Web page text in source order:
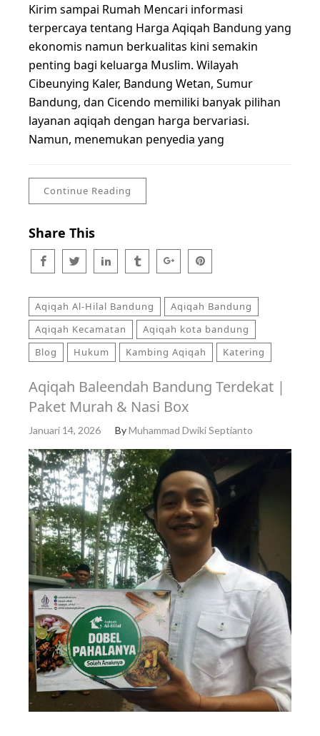
Kirim sampai Rumah Mencari informasi
terpercaya tentang Harga Aqiqah Bandung yang
ekonomis namun berkualitas kini semakin
penting bagi keluarga Muslim. Wilayah
Cibeunying Kaler, Bandung Wetan, Sumur
Bandung, dan Cicendo memiliki banyak pilihan
layanan aqiqah dengan harga bervariasi.
Namun, menemukan penyedia yang
Continue Reading
Share This
Aqiqah Al-Hilal Bandung
Aqiqah Bandung
Aqiqah Kecamatan
Aqiqah kota bandung
Blog
Hukum Kambing Aqiqah Katering
Aqiqah Baleendah Bandung Terdekat |
Paket Murah & Nasi Box
Januari 14, 2026 ByMuhammad Dwiki Septianto